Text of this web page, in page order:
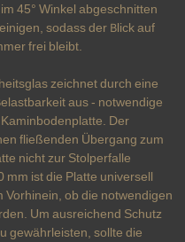
45° Winkel abgeschnitten
sodass der Blick auf
frei bleibt.
zeichnet durch eine
aus - notwendige
Der
fließenden Übergang zum
nicht zur Stolperfalle
ist die Platte universell
Vorhinein, ob die notwendigen
Um ausreichend Schutz
gewährleisten, sollte die